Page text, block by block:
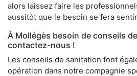
alors laissez faire les
aussitôt que le besoin se fera
À Mollégès besoin de conseils
contactez-nous !
Les conseils de sanitation font
opération dans notre compagnie